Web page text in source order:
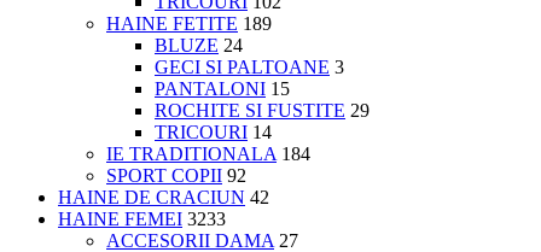
HAINE FETITE 189
BLUZE 24
GECI SI PALTOANE 3
PANTALONI 15
ROCHITE SI FUSTITE 29
TRICOURI 14
IE TRADITIONALA 184
SPORT COPII 92
HAINE DE CRACIUN 42
HAINE FEMEI 3233
ACCESORII DAMA 27